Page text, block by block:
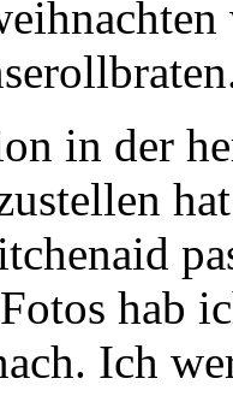
in der
hab
Ich